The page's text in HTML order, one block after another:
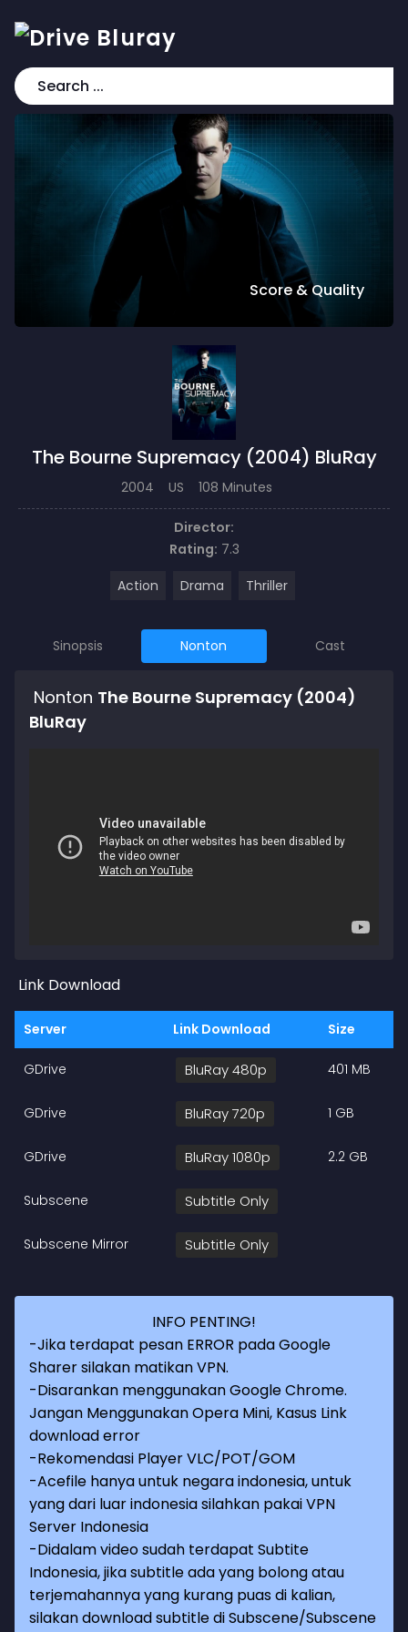
Score & Quality
The Bourne Supremacy (2004) BluRay
2004 US 108 Minutes
Director:
Rating: 7.3
Action
Drama Thriller
Sinopsis Nonton Cast
Nonton The Bourne Supremacy (2004)
BluRay
Link Download
Server Link Download Size
GDrive BluRay 480p 401 MB
GDrive BluRay 720p 1 GB
GDrive BluRay 1080p 2.2 GB
Subscene Subtitle Only
Subscene Mirror Subtitle Only
INFO PENTING!
-Jika terdapat pesan ERROR pada Google
Sharer silakan matikan VPN.
-Disarankan menggunakan Google Chrome.
Jangan Menggunakan Opera Mini, Kasus Link
download error
-Rekomendasi Player VLC/POT/GOM
-Acefile hanya untuk negara indonesia, untuk
yang dari luar indonesia silahkan pakai VPN
Server Indonesia
-Didalam video sudah terdapat Subtite
Indonesia, jika subtitle ada yang bolong atau
terjemahannya yang kurang puas di kalian,
silakan download subtitle di Subscene/Subscene